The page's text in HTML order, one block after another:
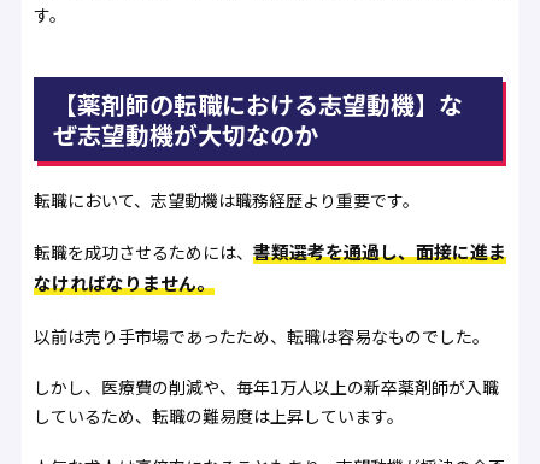
す。
【薬剤師の転職における志望動機】な
ぜ志望動機が大切なのか
転職において、志望動機は職務経歴より重要です。
転職を成功させるためには、 書類選考を通過し、面接に進ま
なければなりません。
以前は売り手市場であったため、転職は容易なものでした。
しかし、医療費の削減や、毎年1万人以上の新卒薬剤師が入職
しているため、転職の難易度は上昇しています。